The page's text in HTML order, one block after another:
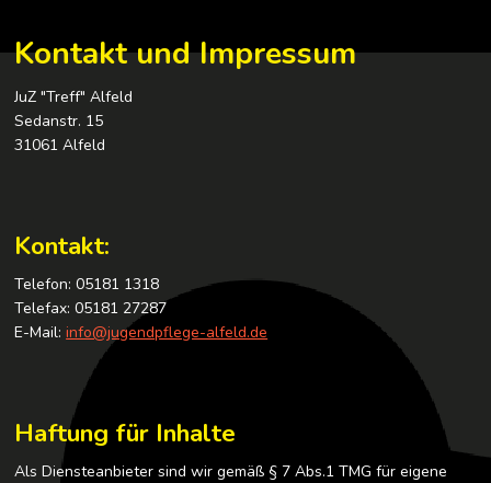
Kontakt und Impressum
JuZ "Treff" Alfeld
Sedanstr. 15
31061 Alfeld
Kontakt:
Telefon: 05181 1318
Telefax: 05181 27287
E-Mail:info@jugendpflege-alfeld.de
Haftung für Inhalte
Als Diensteanbieter sind wir gemäß § 7 Abs.1 TMG für eigene